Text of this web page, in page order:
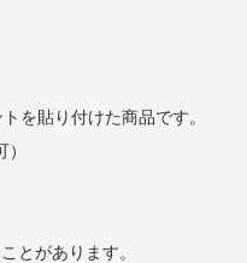
を貼り付けた商品です。
とがあります。